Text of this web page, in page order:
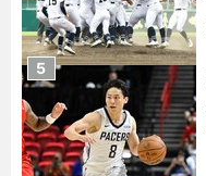
5